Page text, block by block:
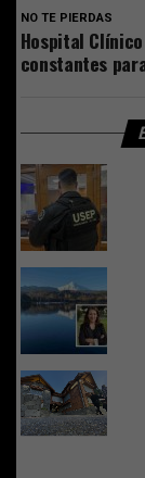
NO TE PIERDAS
Hospital
constantes